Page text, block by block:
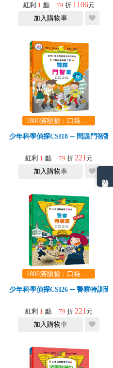
紅利 1 點 79 折 1106元
加入購物車
1800滿額贈：口袋玩具一份（隨機出貨） (summer read)
少年科學偵探CSI18 ─ 間諜鬥智案
紅利 1 點 79 折 221 元
加入購物車
1800滿額贈：口袋玩具一份（隨機出貨） (summer read)
少年科學偵探CSI26 ─ 警察特訓班
紅利 1 點 79 折 221 元
加入購物車